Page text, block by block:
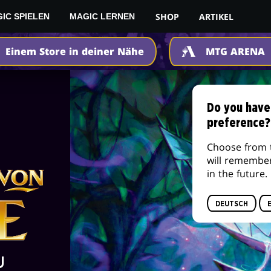
SPIELEN MAGIC LERNEN SHOP ARTIKEL
Einem Store in deiner Nähe MTG ARENA
Do you
preference?
Choose
will
in the future.
DEUTSCH